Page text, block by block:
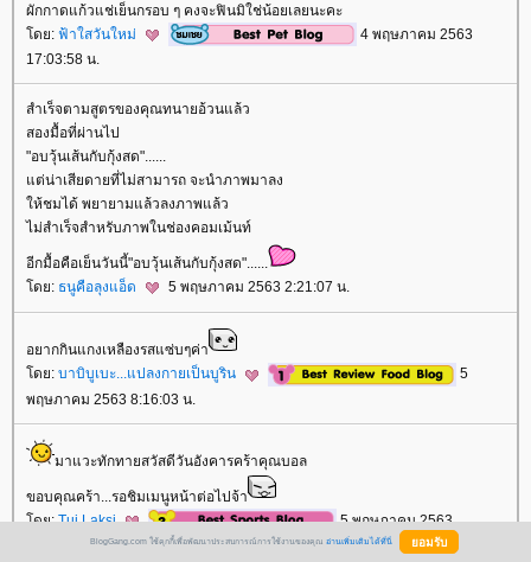
ผักกาดแก้วแช่เย็นกรอบ ๆ คงจะฟินมิใช่น้อยเลยนะคะ
ดย: ฟ้าใสวันใหม่
4 พฤษภาคม 2563
17:03:58 น.
สำเร็จตามสูตรของคุณทนายอ้วนแล้ว
สองมื้อที่ผ่านไป
"อบวุ้นเส้นกับกุ้งสด"......
ต่น่าเสียดายที่ไม่สามารถ จะนำภาพมาลง
ห้ชมได้ พยายามแล้วลงภาพแล้ว
ไม่สำเร็จสำหรับภาพในช่องคอมเม้นท์
อีกมื้อคือเย็นวันนี้"อบวุ้นเส้นกับกุ้งสด"......
ดย: ธนูคือลุงแอ็ด 5 พฤษภาคม 2563 2:21:07 น.
อยากกินแกงเหลืองรสแซ่บๆค่า
ดย: บาบิบูเบะ...แปลงกายเป็นบูริน
5
พฤษภาคม 2563 8:16:03 น.
มาแวะทักทายสวัสดีวันอังคารคร้าคุณบอล
ขอบคุณคร้า...รอชิมเมนูหน้าต่อไปจ้า
ดย:Tui Laksi
5 พฤษภาคม 2563
10:56:20 น.BlogGang.com ใช้คุกกี้เพื่อพัฒนาประสบการณ์การใช้งานของคุณ อ่านเพิ่มเติมได้ที่นี่